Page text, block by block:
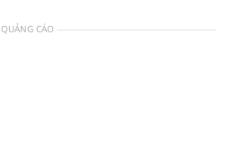
QUẢNG CÁO